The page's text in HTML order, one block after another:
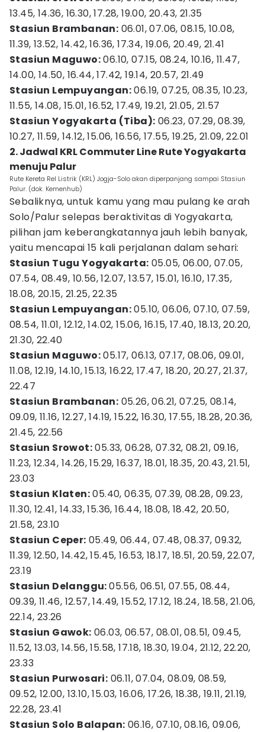
13.45, 14.36, 16.30, 17.28, 19.00, 20.43, 21.35
Stasiun Brambanan: 06.01, 07.06, 08.15, 10.08,
11.39, 13.52, 14.42, 16.36, 17.34, 19.06, 20.49, 21.41
Stasiun Maguwo:06.10, 07.15, 08.24, 10.16, 11.47,
14.00, 14.50, 16.44, 17.42, 19.14, 20.57, 21.49
Stasiun Lempuyangan:06.19, 07.25, 08.35, 10.23,
11.55, 14.08, 15.01, 16.52, 17.49, 19.21, 21.05, 21.57
Stasiun Yogyakarta (Tiba): 06.23, 07.29, 08.39,
10.27, 11.59, 14.12, 15.06, 16.56, 17.55, 19.25, 21.09, 22.01
2. Jadwal KRL Commuter Line Rute Yogyakarta
menuju Palur
Rute Kereta Rel Listrik (KRL) Jogja-Solo akan diperpanjang sampai Stasiun
Palur. (dok. Kemenhub)
Sebaliknya, untuk kamu yang mau pulang ke arah
Solo/Palur selepas beraktivitas di Yogyakarta,
pilihan jam keberangkatannya jauh lebih banyak,
yaitu mencapai 15 kali perjalanan dalam sehari:
Stasiun Tugu Yogyakarta: 05.05, 06.00, 07.05,
07.54, 08.49, 10.56, 12.07, 13.57, 15.01, 16.10, 17.35,
18.08, 20.15, 21.25, 22.35
Stasiun Lempuyangan:05.10, 06.06, 07.10, 07.59,
08.54, 11.01, 12.12, 14.02, 15.06, 16.15, 17.40, 18.13, 20.20,
21.30, 22.40
Stasiun Maguwo:05.17, 06.13, 07.17, 08.06, 09.01,
11.08, 12.19, 14.10, 15.13, 16.22, 17.47, 18.20, 20.27, 21.37,
22.47
Stasiun Brambanan: 05.26, 06.21, 07.25, 08.14,
09.09, 11.16, 12.27, 14.19, 15.22, 16.30, 17.55, 18.28, 20.36,
21.45, 22.56
Stasiun Srowot:05.33, 06.28, 07.32, 08.21, 09.16,
11.23, 12.34, 14.26, 15.29, 16.37, 18.01, 18.35, 20.43, 21.51,
23.03
Stasiun Klaten:05.40, 06.35, 07.39, 08.28, 09.23,
11.30, 12.41, 14.33, 15.36, 16.44, 18.08, 18.42, 20.50,
21.58, 23.10
Stasiun Ceper: 05.49, 06.44, 07.48, 08.37, 09.32,
11.39, 12.50, 14.42, 15.45, 16.53, 18.17, 18.51, 20.59, 22.07,
23.19
Stasiun Delanggu:05.56, 06.51, 07.55, 08.44,
09.39, 11.46, 12.57, 14.49, 15.52, 17.12, 18.24, 18.58, 21.06,
22.14, 23.26
Stasiun Gawok: 06.03, 06.57, 08.01, 08.51, 09.45,
11.52, 13.03, 14.56, 15.58, 17.18, 18.30, 19.04, 21.12, 22.20,
23.33
Stasiun Purwosari: 06.11, 07.04, 08.09, 08.59,
09.52, 12.00, 13.10, 15.03, 16.06, 17.26, 18.38, 19.11, 21.19,
22.28, 23.41
Stasiun Solo Balapan: 06.16, 07.10, 08.16, 09.06,